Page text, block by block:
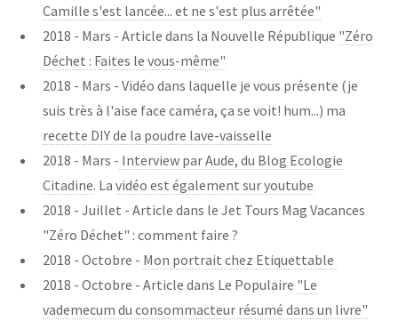
Camille s'est lancée... et ne s'est plus arrêtée"
2018 - Mars - Article dans la Nouvelle République "Zéro
Déchet : Faites le vous-même"
2018 - Mars - Vidéo dans laquelle je vous présente (je
suis très à l'aise face caméra, ça se voit! hum...) ma
recette DIY de la poudre lave-vaisselle
2018 - Mars - Interview par Aude, du Blog Ecologie
Citadine. La vidéo est également sur youtube
2018 - Juillet - Article dans le Jet Tours Mag Vacances
"Zéro Déchet" : comment faire ?
2018 - Octobre - Mon portrait chez Etiquettable
2018 - Octobre - Article dans Le Populaire "Le
vademecum du consommacteur résumé dans un livre"